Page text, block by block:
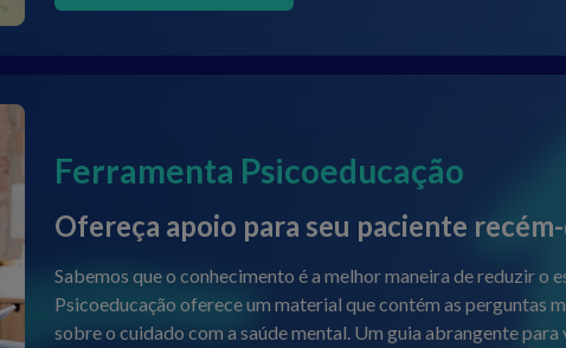
Ferramenta Psicoeducação
Ofereça apoio para seu paciente
Sabemos que o conhecimento é a melhor maneira de reduzir o
Psicoeducação oferece um material que contém as perguntas
sobre o cuidado com a saúde mental. Um guia abrangente